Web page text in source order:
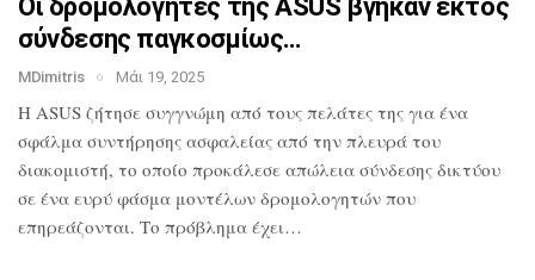
Οι δρομολογητές της ASUS βγήκαν εκτός
σύνδεσης παγκοσμίως…
MDimitris Μάι 19, 2025
Η ASUS ζήτησε συγγνώμη από τους πελάτες της για ένα
σφάλμα συντήρησης ασφαλείας από την πλευρά του
διακομιστή, το οποίο προκάλεσε απώλεια σύνδεσης δικτύου
σε ένα ευρύ φάσμα μοντέλων δρομολογητών που
επηρεάζονται. Το πρόβλημα έχει…